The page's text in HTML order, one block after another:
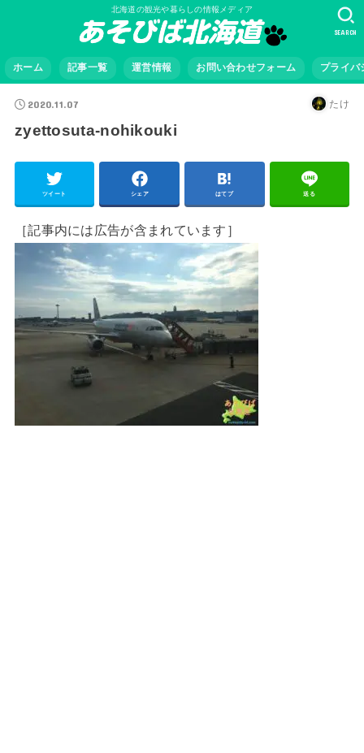
北海道の観光や暮らしの情報メディア
ホーム 記事一覧 運営情報 お問い合わせフォーム プライバ
SEARCH
2020.11.07 たけ
zyettosuta-nohikouki
ツイート シェア はてブ 送る
［記事内には広告が含まれています］